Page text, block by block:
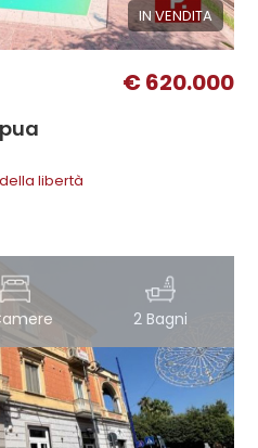
IN VENDITA
€ 620.000
libertà
2 Bagni